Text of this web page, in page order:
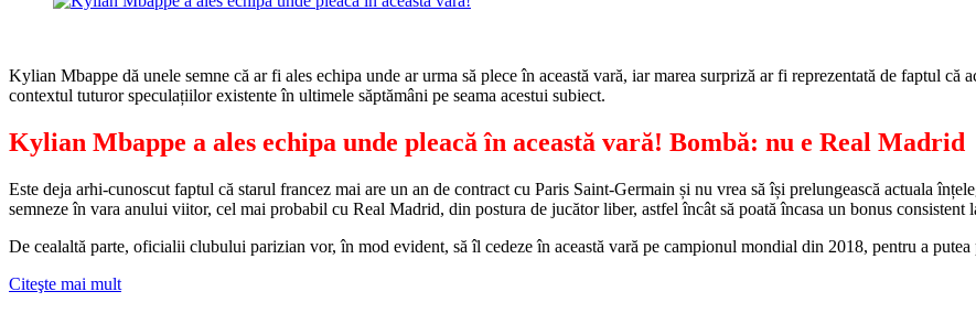
Kylian Mbappe dă unele semne că ar fi ales echipa unde ar urma să plece în această vară, iar marea surpriză ar fi reprezentată de faptul că
contextul tuturor speculațiilor existente în ultimele săptămâni pe seama acestui subiect.
Kylian Mbappe a ales echipa unde pleacă în această vară! Bombă: nu e Real Madrid
Este deja arhi-cunoscut faptul că starul francez mai are un an de contract cu Paris Saint-Germain și nu vrea să își prelungească actuala
semneze în vara anului viitor, cel mai probabil cu Real Madrid, din postura de jucător liber, astfel încât să poată încasa un bonus consistent
De cealaltă parte, oficialii clubului parizian vor, în mod evident, să îl cedeze în această vară pe campionul mondial din 2018, pentru a
Citeşte mai mult